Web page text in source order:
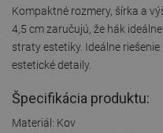
Kompaktné rozmery, šírka a
4,5 cm zaručujú, že hák
straty estetiky. Ideálne
estetické detaily.
Špecifikácia produktu:
Materiál: Kov